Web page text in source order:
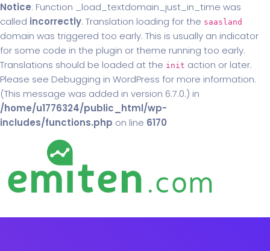
Notice: Function _load_textdomain_just_in_time was
called incorrectly. Translation loading for the saasland
domain was triggered too early. This is usually an indicator
for some code in the plugin or theme running too early.
Translations should be loaded at the init action or later.
Please see Debugging in WordPress for more information.
(This message was added in version 6.7.0.) in
/home/u1776324/public_html/wp-
includes/functions.php on line 6170